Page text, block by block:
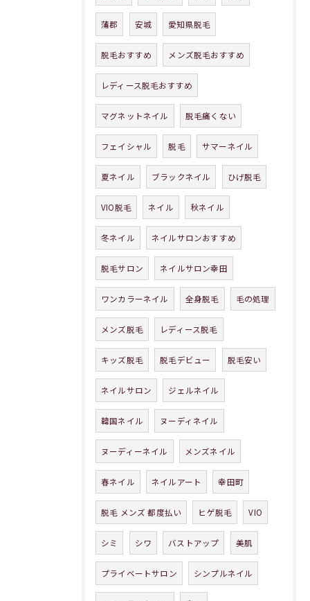
蒲郡 安城 愛知県脱毛
脱毛おすすめ メンズ脱毛おすすめ
レディース脱毛おすすめ
マグネットネイル 脱毛痛くない
フェイシャル 脱毛 サマーネイル
夏ネイル ブラックネイル ひげ脱毛
VIO脱毛 ネイル 秋ネイル
冬ネイル ネイルサロンおすすめ
脱毛サロン ネイルサロン幸田
ワンカラーネイル 全身脱毛 毛の処理
メンズ脱毛 レディース脱毛
キッズ脱毛 脱毛デビュー 脱毛安い
ネイルサロン ジェルネイル
韓国ネイル ヌーディネイル
ヌーディーネイル メンズネイル
春ネイル ネイルアート 幸田町
脱毛 メンズ 都度払い ヒゲ脱毛 VIO
シミ シワ バストアップ 美肌
プライベートサロン シンプルネイル